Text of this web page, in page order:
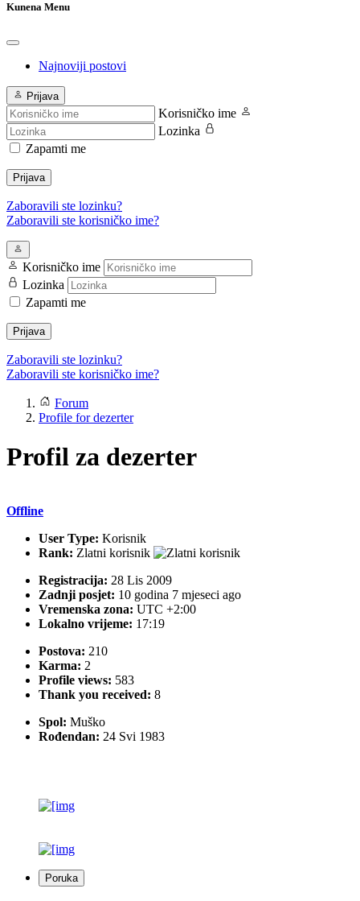
Kunena Menu
Najnoviji postovi
Prijava
Korisničko ime
Lozinka
Zapamti me
Prijava
Zaboravili ste lozinku?
Zaboravili ste korisničko ime?
Korisničko ime
Lozinka
Zapamti me
Prijava
Zaboravili ste lozinku?
Zaboravili ste korisničko ime?
Forum
Profile for dezerter
Profil za dezerter
Offline
User Type: Korisnik
Rank: Zlatni korisnik
Registracija: 28 Lis 2009
Zadnji posjet: 10 godina 7 mjeseci ago
Vremenska zona: UTC +2:00
Lokalno vrijeme: 17:19
Postova: 210
Karma: 2
Profile views: 583
Thank you received: 8
Spol: Muško
Rođendan: 24 Svi 1983
Poruka